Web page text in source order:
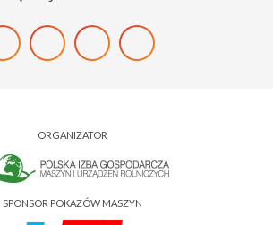
ORGANIZATOR
SPONSOR POKAZÓW MASZYN